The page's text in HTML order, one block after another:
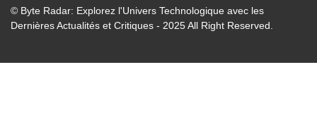
© Byte Radar: Explorez l'Univers Technologique avec les
Dernières Actualités et Critiques - 2025 All Right Reserved.